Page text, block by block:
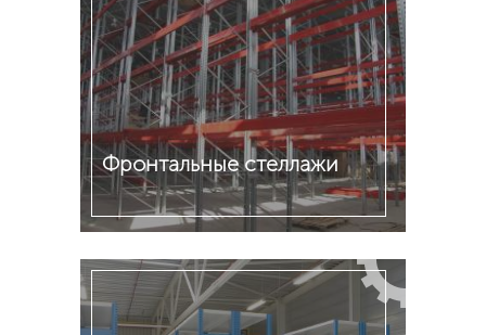
Фронтальные стеллажи
Подробнее